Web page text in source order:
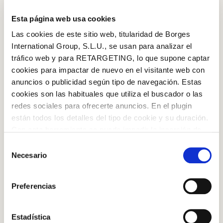
Esta página web usa cookies
Las cookies de este sitio web, titularidad de Borges
International Group, S.L.U., se usan para analizar el
tráfico web y para RETARGETING, lo que supone captar
cookies para impactar de nuevo en el visitante web con
anuncios o publicidad según tipo de navegación. Estas
cookies son las habituales que utiliza el buscador o las
redes sociales para ofrecerte anuncios. En el plugin
están todos los detalles del tipo de cookie y su duración.
la web aparece cómo evitar las cookies en el navegador.
Si se desea ver otra vez esta notificación navegar en
privado y aparecerá de nuevo. Le informamos que aún
no habiendo aceptado las cookies de analytics, Google
identifican de ninguna forma.
Necesario
Preferencias
Estadística
Step 2
Heat the
in a pan over medium heat. Add the onion
and cook until softened.
Add the ground meat, season with salt and pepper,